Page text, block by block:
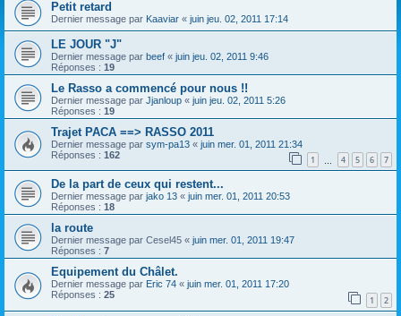
Petit retard
Dernier message par Kaaviar « juin jeu. 02, 2011 17:14
LE JOUR "J"
Dernier message par beef « juin jeu. 02, 2011 9:46
Réponses : 19
Le Rasso a commencé pour nous !!
Dernier message par Jjanloup « juin jeu. 02, 2011 5:26
Réponses : 19
Trajet PACA ==> RASSO 2011
Dernier message par sym-pa13 « juin mer. 01, 2011 21:34
Réponses : 162 1 4 5 6 7
De la part de ceux qui restent...
Dernier message par jako 13 « juin mer. 01, 2011 20:53
Réponses : 18
la route
Dernier message par Cesel45 « juin mer. 01, 2011 19:47
Réponses : 7
Equipement du Châlet.
Dernier message par Eric 74 « juin mer. 01, 2011 17:20
Réponses : 25 1 2